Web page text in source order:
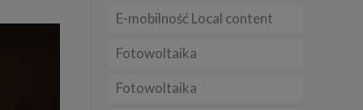
E-mobilność Local content
Fotowoltaika
Fotowoltaika